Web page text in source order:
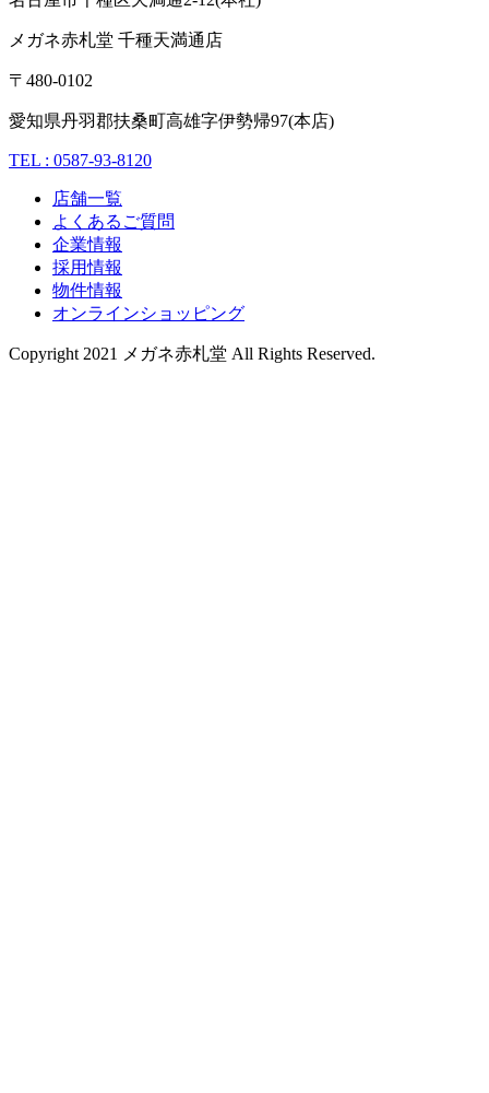
メガネ赤札堂 千種天満通店
〒480-0102
愛知県丹羽郡扶桑町高雄字伊勢帰97(本店)
TEL : 0587-93-8120
店舗一覧
よくあるご質問
企業情報
採用情報
物件情報
オンラインショッピング
Copyright 2021 メガネ赤札堂 All Rights Reserved.